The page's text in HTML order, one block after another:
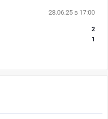
28.06.25 в 17:00
2
1